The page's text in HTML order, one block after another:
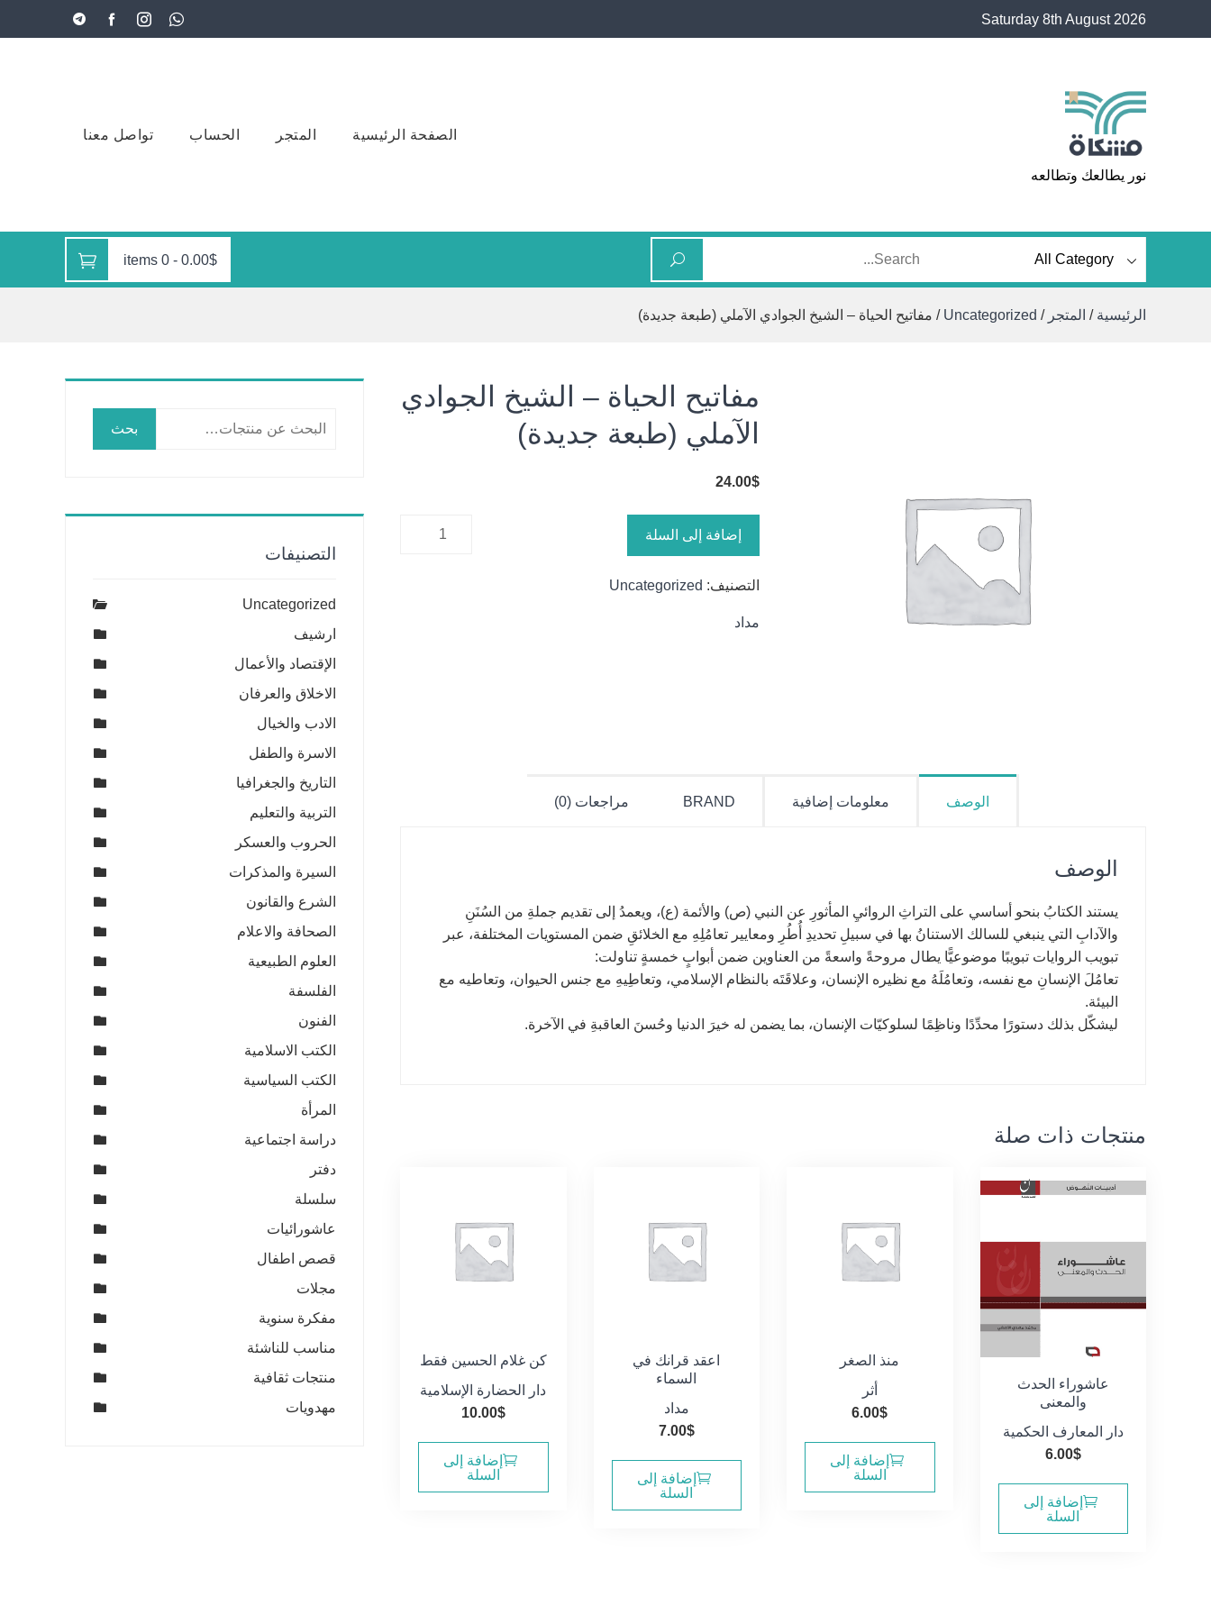
Saturday 8th August 2026
مشكاة
نور يطالعك وتطالعه
الصفحة الرئيسية المتجر الحساب تواصل معنا
0.00$
-
0 items
الرئيسية / المتجر /
Uncategorized / مفاتيح الحياة – الشيخ الجوادي الآملي (طبعة جديدة)
مفاتيح الحياة – الشيخ الجوادي
الآملي (طبعة جديدة)
24.00$
إضافة إلى السلة
التصنيف: Uncategorized
مداد
الوصف معلومات إضافية BRAND مراجعات (0)
الوصف
يستند الكتابُ بنحو أساسي على التراثِ الروائيِ المأثورِ عن النبي (ص) والأئمة (ع)، ويعمدُ إلى تقديم جملةِ من السُنَنِ
والآدابِ التي ينبغي للسالك الاستنانُ بها في سبيلِ تحديدِ أُطُرِ ومعايير تعامُلِهِ مع الخلائقِ ضمن المستويات المختلفة، عبر
تبويب الروايات تبويبًا موضوعيًّا يطال مروحةً واسعةً من العناوين ضمن أبوابٍ خمسةٍ تناولت:
تعامُلَ الإنسانِ مع نفسه، وتعامُلَهُ مع نظيره الإنسان، وعلاقَتَه بالنظام الإسلامي، وتعاطِيهِ مع جنس الحيوان، وتعاطيه مع
البيئة.
ليشكّل بذلك دستورًا محدِّدًا وناظِمًا لسلوكيّات الإنسان، بما يضمن له خيرَ الدنيا وحُسنَ العاقبةِ في الآخرة.
منتجات ذات صلة
عاشوراء الحدث
والمعنى
دار المعارف الحكمية
6.00$
إضافة إلى
السلة
منذ الصغر
أثر
6.00$
إضافة إلى
السلة
اعقد قرانك في
السماء
مداد
7.00$
إضافة إلى
السلة
كن غلام الحسين فقط
دار الحضارة الإسلامية
10.00$
إضافة إلى
السلة
بحث
التصنيفات
Uncategorized
ارشيف
الإقتصاد والأعمال
الاخلاق والعرفان
الادب والخيال
الاسرة والطفل
التاريخ والجغرافيا
التربية والتعليم
الحروب والعسكر
السيرة والمذكرات
الشرع والقانون
الصحافة والاعلام
العلوم الطبيعية
الفلسفة
الفنون
الكتب الاسلامية
الكتب السياسية
المرأة
دراسة اجتماعية
دفتر
سلسلة
عاشورائيات
قصص اطفال
مجلات
مفكرة سنوية
مناسب للناشئة
منتجات ثقافية
مهدويات